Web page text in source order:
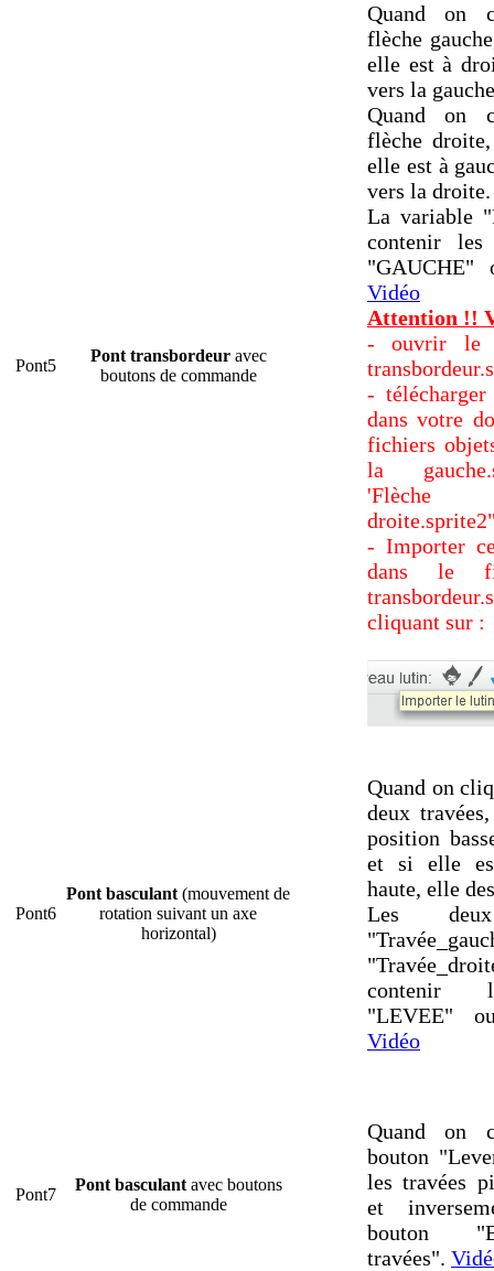
Pont5
Pont transbordeuravec
boutons de commande
Quand on
flèche
elle est à
vers la
Quand on
flèche
elle est à
vers la droite.
La variable
contenir les
"GAUCHE"
Vidéo
Attention !!
- ouvrir le
-
dans votre
fichiers
la
- Importer
dans le
cliquant sur :
Pont6
Pont basculant (mouvement de
rotation suivant un axe
horizontal)
Quand on
deux
position
et si elle
haute, elle
Les
contenir
"LEVEE"
Vidéo
Pont7
Pont basculantavec boutons
de commande
Quand on
bouton
les travées
et
bouton
travées".